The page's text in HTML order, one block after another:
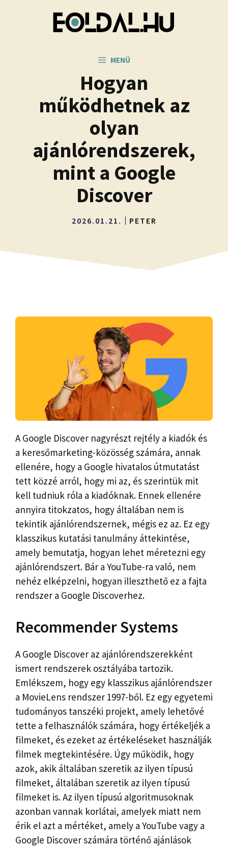
MENÜ
Hogyan
működhetnek az
olyan
ajánlórendszerek,
mint a Google
Discover
2026.01.21. PETER
A Google Discover nagyrészt rejtély a kiadók és
a keresőmarketing-közösség számára, annak
ellenére, hogy a Google hivatalos útmutatást
tett közzé arról, hogy mi az, és szerintük mit
kell tudniuk róla a kiadóknak. Ennek ellenére
annyira titokzatos, hogy általában nem is
tekintik ajánlórendszernek, mégis ez az. Ez egy
klasszikus kutatási tanulmány áttekintése,
amely bemutatja, hogyan lehet méretezni egy
ajánlórendszert. Bár a YouTube-ra való, nem
nehéz elképzelni, hogyan illeszthető ez a fajta
rendszer a Google Discoverhez.
Recommender Systems
A Google Discover az ajánlórendszerekként
ismert rendszerek osztályába tartozik.
Emlékszem, hogy egy klasszikus ajánlórendszer
a MovieLens rendszer 1997-ből. Ez egy egyetemi
tudományos tanszéki projekt, amely lehetővé
tette a felhasználók számára, hogy értékeljék a
filmeket, és ezeket az értékeléseket használják
filmek megtekintésére. Úgy működik, hogy
azok, akik általában szeretik az ilyen típusú
filmeket, általában szeretik az ilyen típusú
filmeket is. Az ilyen típusú algoritmusoknak
azonban vannak korlátai, amelyek miatt nem
érik el azt a mértéket, amely a YouTube vagy a
Google Discover számára történő ajánlások